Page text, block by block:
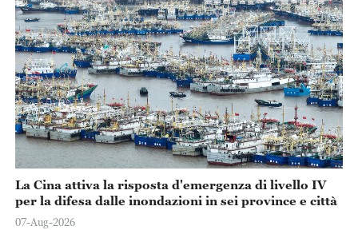
La Cina attiva la risposta d'emergenza di livello IV
per la difesa dalle inondazioni in sei province e città
07-Aug-2026